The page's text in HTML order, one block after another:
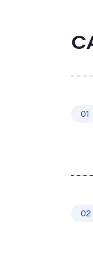
01
02